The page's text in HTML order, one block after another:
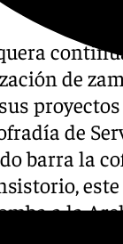
de
de
barra la
a la